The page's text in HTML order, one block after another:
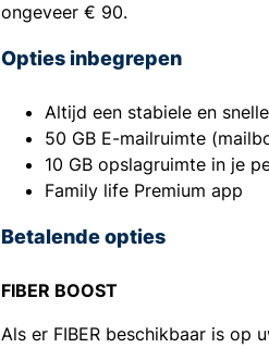
ongeveer € 90.
Opties inbegrepen
Altijd een stabiele en
50 GB E-mailruimte
10 GB opslagruimte in je
Family life Premium app
Betalende opties
FIBER BOOST
Als er FIBER beschikbaar is op